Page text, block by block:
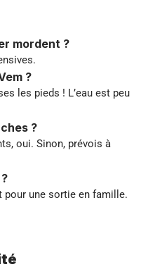
mordent ?
?
les pieds ! L’eau est peu
?
oui. Sinon, prévois à
pour une sortie en famille.